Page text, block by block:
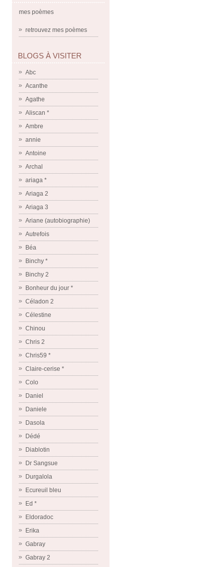
mes poèmes
retrouvez mes poèmes
BLOGS À VISITER
Abc
Acanthe
Agathe
Aliscan *
Ambre
annie
Antoine
Archal
ariaga *
Ariaga 2
Ariaga 3
Ariane (autobiographie)
Autrefois
Béa
Binchy *
Binchy 2
Bonheur du jour *
Céladon 2
Célestine
Chinou
Chris 2
Chris59 *
Claire-cerise *
Colo
Daniel
Daniele
Dasola
Dédé
Diablotin
Dr Sangsue
Durgalola
Ecureuil bleu
Ed *
Eldoradoc
Erika
Gabray
Gabray 2